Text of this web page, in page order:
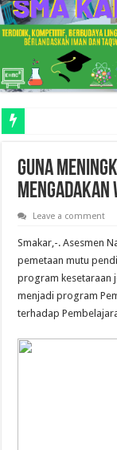
Guna
Mengadakan
Leave a comment
Smakar,-. Asesmen
pemetaan mutu
program kesetaraan
menjadi program
terhadap